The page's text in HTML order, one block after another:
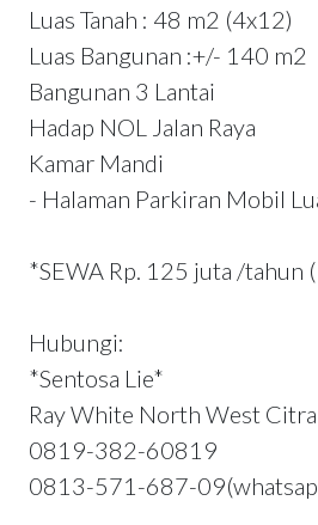
Luas Tanah : 48 m2 (4x12)
Luas Bangunan :+/- 140 m2
Bangunan 3 Lantai
Hadap NOL Jalan Raya
Kamar Mandi
- Halaman Parkiran Mobil
*SEWA Rp. 125 juta /tahun
Hubungi:
*Sentosa Lie*
Ray White North West
0819-382-60819
0813-571-687-